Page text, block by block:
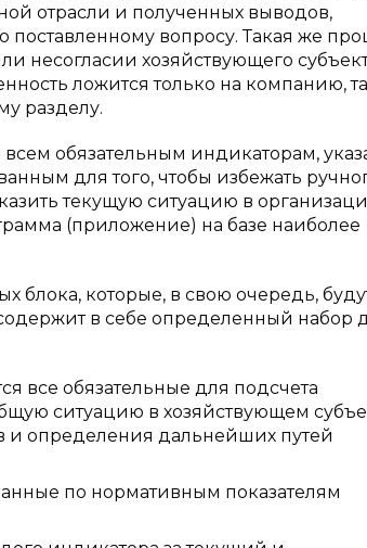
отрасли и полученных выводов,
вопросу. Такая же
несогласии хозяйствующего
ложится только на компанию,
разделу.
обязательным индикаторам,
для того, чтобы избежать
текущую ситуацию в
(приложение) на базе наиболее
блока, которые, в свою очередь,
в себе определенный набор
все обязательные для подсчета
ситуацию в хозяйствующем
и определения дальнейших путей
по нормативным показателям